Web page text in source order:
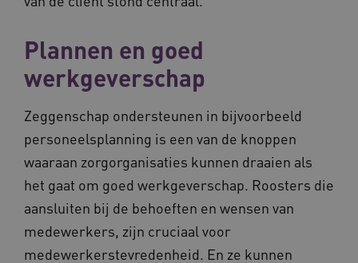
Plannen en goed
werkgeverschap
Zeggenschap ondersteunen in bijvoorbeeld
personeelsplanning is een van de knoppen
waaraan zorgorganisaties kunnen draaien als
het gaat om goed werkgeverschap. Roosters die
aansluiten bij de behoeften en wensen van
medewerkers, zijn cruciaal voor
medewerkerstevredenheid. En ze kunnen
ASLBSA www.vilans.nl